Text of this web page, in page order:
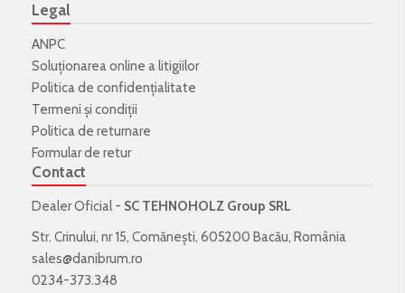
Legal
ANPC
Soluționarea online a litigiilor
Politica de confidenţialitate
Termeni şi condiţii
Politica de returnare
Formular de retur
Contact
Dealer Oficial - SC TEHNOHOLZ Group SRL
Str. Crinului, nr 15, Comănești, 605200 Bacău, România
sales@danibrum.ro
0234-373.348